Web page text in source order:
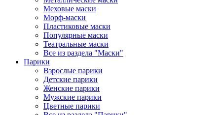
Меховые маски
Морф-маски
Пластиковые маски
Популярные маски
Театральные маски
Все из раздела "Маски"
Парики
Взрослые парики
Детские парики
Женские парики
Мужские парики
Цветные парики